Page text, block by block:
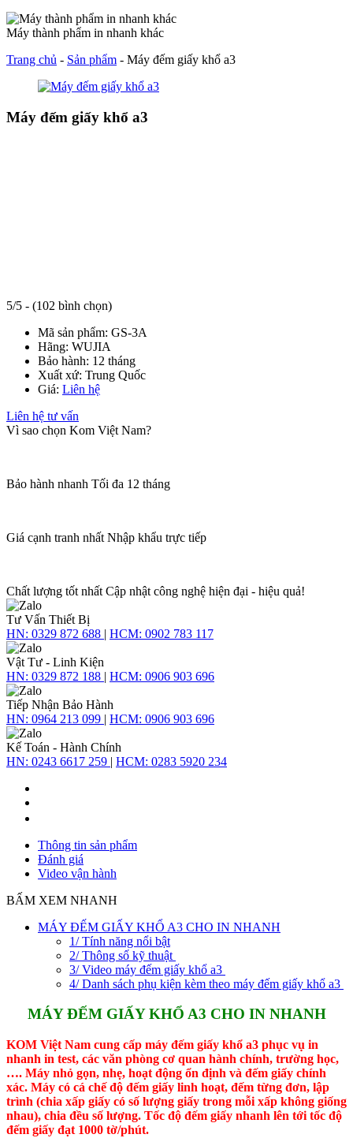
Máy thành phẩm in nhanh khác
Trang chủ - Sản phẩm - Máy đếm giấy khổ a3
Máy đếm giấy khổ a3
5/5 - (102 bình chọn)
Mã sản phẩm: GS-3A
Hãng: WUJIA
Bảo hành: 12 tháng
Xuất xứ: Trung Quốc
Giá: Liên hệ
Liên hệ tư vấn
Vì sao chọn Kom Việt Nam?
Bảo hành nhanh Tối đa 12 tháng
Giá cạnh tranh nhất Nhập khẩu trực tiếp
Chất lượng tốt nhất Cập nhật công nghệ hiện đại - hiệu quả!
Tư Vấn Thiết Bị
HN: 0329 872 688 | HCM: 0902 783 117
Vật Tư - Linh Kiện
HN: 0329 872 188 | HCM: 0906 903 696
Tiếp Nhận Bảo Hành
HN: 0964 213 099 | HCM: 0906 903 696
Kế Toán - Hành Chính
HN: 0243 6617 259 | HCM: 0283 5920 234
Thông tin sản phẩm
Đánh giá
Video vận hành
BẤM XEM NHANH
MÁY ĐẾM GIẤY KHỔ A3 CHO IN NHANH
1/ Tính năng nổi bật
2/ Thông số kỹ thuật
3/ Video máy đếm giấy khổ a3
4/ Danh sách phụ kiện kèm theo máy đếm giấy khổ a3
MÁY ĐẾM GIẤY KHỔ A3 CHO IN NHANH
KOM Việt Nam cung cấp máy đếm giấy khổ a3 phục vụ in
nhanh in test, các văn phòng cơ quan hành chính, trường học,
…. Máy nhỏ gọn, nhẹ, hoạt động ổn định và đếm giấy chính
xác. Máy có cá chế độ đếm giấy linh hoạt, đếm từng đơn, lập
trình (chia xấp giấy có số lượng giấy trong mỗi xấp không giống
nhau), chia đều số lượng. Tốc độ đếm giấy nhanh lên tới tốc độ
đếm giấy đạt 1000 tờ/phút.